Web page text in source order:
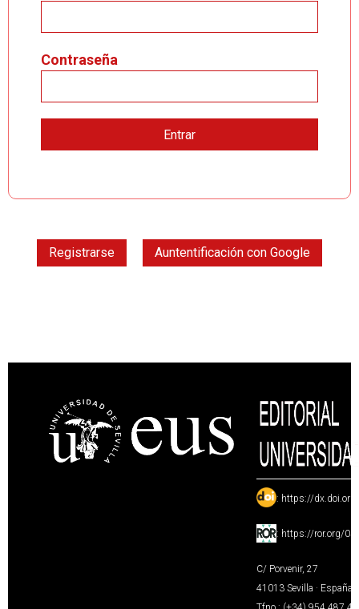
Contraseña
Registrarse Auntentificación con Google
: https://
: https://ror.org/
C/ Porvenir, 27
41013 Sevilla · España